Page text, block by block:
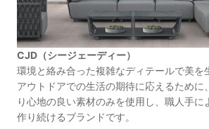
CJD（シージェーディー）
環境と絡み合った複雑なディテールで美を
アウトドアでの生活の期待に応えるために
り心地の良い素材のみを使用し、職人手に
作り続けるブランドです。